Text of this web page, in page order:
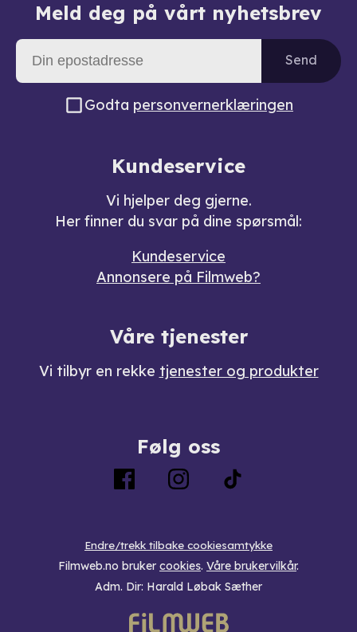
Meld deg på vårt nyhetsbrev
Send
Godta personvernerklæringen
Kundeservice
Vi hjelper deg gjerne.
Her finner du svar på dine spørsmål:
Kundeservice
Annonsere på Filmweb?
Våre tjenester
Vi tilbyr en rekke tjenester og produkter
Følg oss
Endre/trekk tilbake cookiesamtykke
Filmweb.no bruker cookies. Våre brukervilkår.
Adm. Dir: Harald Løbak Sæther